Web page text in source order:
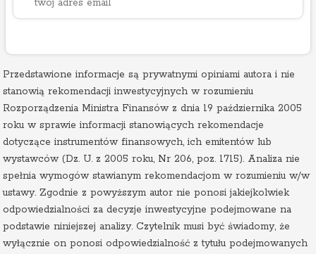
Przedstawione informacje są prywatnymi opiniami autora i nie
stanowią rekomendacji inwestycyjnych w rozumieniu
Rozporządzenia Ministra Finansów z dnia 19 października 2005
roku w sprawie informacji stanowiących rekomendacje
dotyczące instrumentów finansowych, ich emitentów lub
wystawców (Dz. U. z 2005 roku, Nr 206, poz. 1715). Analiza nie
spełnia wymogów stawianym rekomendacjom w rozumieniu w/w
ustawy. Zgodnie z powyższym autor nie ponosi jakiejkolwiek
odpowiedzialności za decyzje inwestycyjne podejmowane na
podstawie niniejszej analizy. Czytelnik musi być świadomy, że
wyłącznie on ponosi odpowiedzialność z tytułu podejmowanych